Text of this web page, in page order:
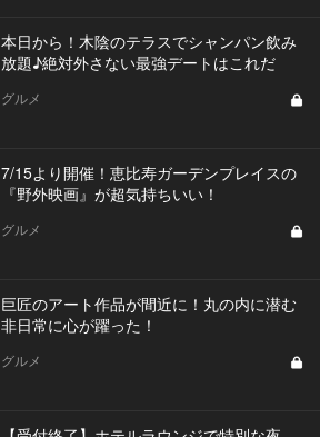
本日から！木陰のテラスでシャンパン飲み
放題♪絶対外さない最強デートはこれだ
グルメ
7/15より開催！恵比寿ガーデンプレイスの
『野外映画』が超気持ちいい！
グルメ
巨匠のアート作品が間近に！丸の内に潜む
非日常に心が躍った！
グルメ